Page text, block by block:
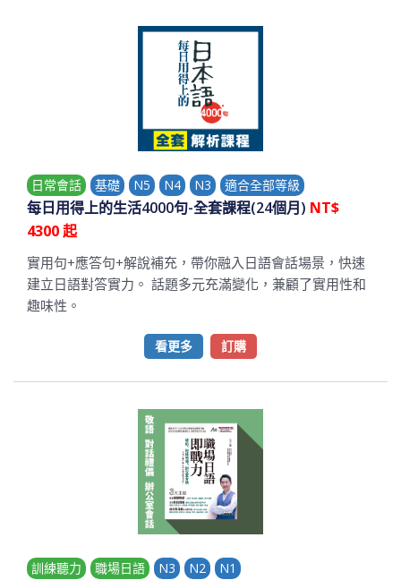
日常會話 基礎 N5 N4 N3 適合全部等級
每日用得上的生活4000句-全套課程(24個月) NT$
4300 起
實用句+應答句+解說補充，帶你融入日語會話場景，快速
建立日語對答實力。 話題多元充滿變化，兼顧了實用性和
趣味性。
看更多 訂購
訓練聽力 職場日語 N3 N2 N1